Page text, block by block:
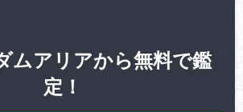
ムアリアから無料で鑑
定！